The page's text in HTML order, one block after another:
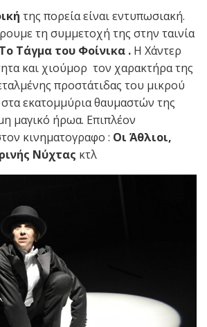
της πορεία είναι εντυπωσιακή.
τη συμμετοχή της στην ταινία
Τάγμα του Φοίνικα . H Χάντερ
και χιούμορ τον χαρακτήρα της
προστάτιδας του μικρού
εκατομμύρια θαυμαστών της
μαγικό ήρωα. Επιπλέον
κινηματογραφο : Οι Άθλιοι,
Νύχτας κτλ